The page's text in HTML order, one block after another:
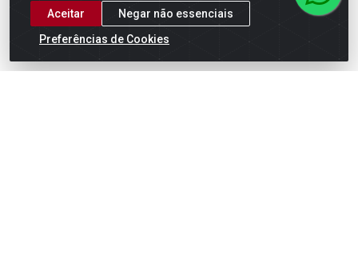
Aceitar
Negar não essenciais
Preferências de Cookies